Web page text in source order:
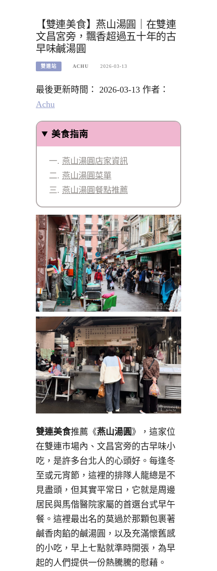
【雙連美食】燕山湯圓｜在雙連
文昌宮旁，飄香超過五十年的古
早味鹹湯圓
雙連站 ACHU 2026-03-13
最後更新時間： 2026-03-13 作者：
Achu
美食指南
燕山湯圓店家資訊
燕山湯圓菜單
燕山湯圓餐點推薦
雙連美食推薦《燕山湯圓》，這家位
在雙連市場內、文昌宮旁的古早味小
吃，是許多台北人的心頭好。每逢冬
至或元宵節，這裡的排隊人龍總是不
見盡頭，但其實平常日，它就是周邊
居民與馬偕醫院家屬的首選台式早午
餐。這裡最出名的莫過於那顆包裹著
鹹香肉餡的鹹湯圓，以及充滿懷舊感
的小吃，早上七點就準時開張，為早
起的人們提供一份熱騰騰的慰藉。